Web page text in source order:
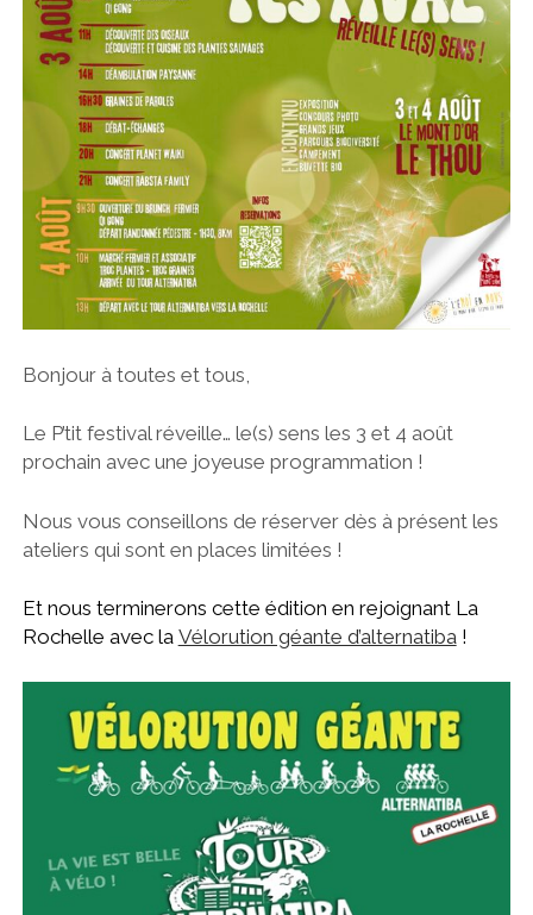
Bonjour à toutes et tous,
Le P’tit festival réveille… le(s) sens les 3 et 4 août
prochain avec une joyeuse programmation !
Nous vous conseillons de réserver dès à présent les
ateliers qui sont en places limitées !
Et nous terminerons cette édition en rejoignant La
Rochelle avec la Vélorution géante d’alternatiba!